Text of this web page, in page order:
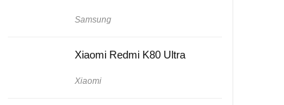
Samsung
Xiaomi Redmi K80 Ultra
Xiaomi